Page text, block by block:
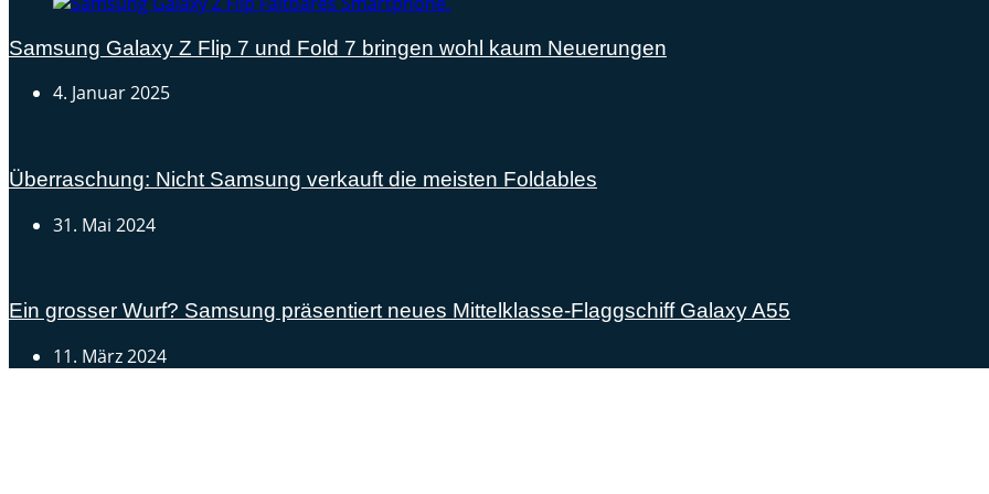
Samsung Galaxy Z Flip 7 und Fold 7 bringen wohl kaum Neuerungen
4. Januar 2025
Überraschung: Nicht Samsung verkauft die meisten Foldables
31. Mai 2024
Ein grosser Wurf? Samsung präsentiert neues Mittelklasse-Flaggschiff Galaxy A55
11. März 2024